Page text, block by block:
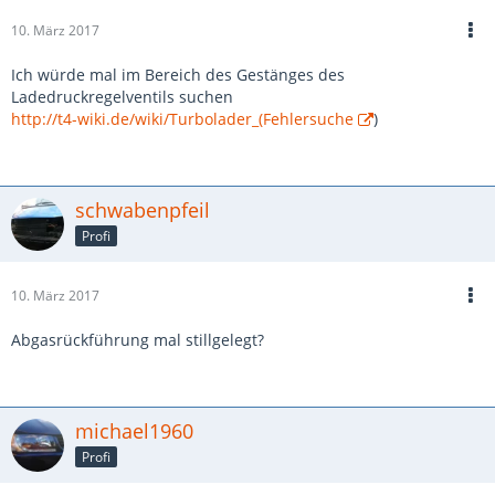
10. März 2017
Ich würde mal im Bereich des Gestänges des
Ladedruckregelventils suchen
http://t4-wiki.de/wiki/Turbolader_(Fehlersuche
)
schwabenpfeil
Profi
10. März 2017
Abgasrückführung mal stillgelegt?
michael1960
Profi